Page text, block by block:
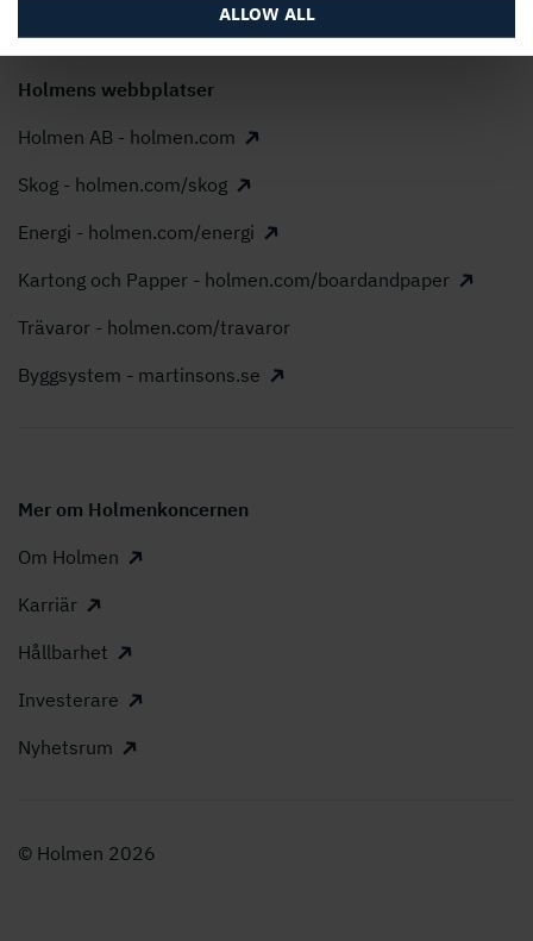
ALLOW ALL
Modern Slavery Act Transparency Statement
Holmens webbplatser
Holmen AB - holmen.com
Skog - holmen.com/skog
Energi - holmen.com/energi
Kartong och Papper - holmen.com/boardandpaper
Trävaror - holmen.com/travaror
Byggsystem - martinsons.se
Mer om Holmenkoncernen
Om Holmen
Karriär
Hållbarhet
Investerare
Nyhetsrum
© Holmen 2026